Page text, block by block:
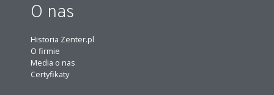
O nas
Historia Zenter.pl
O firmie
Media o nas
Certyfikaty